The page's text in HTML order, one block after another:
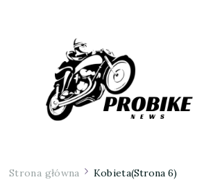
Strona główna Kobieta(Strona 6)